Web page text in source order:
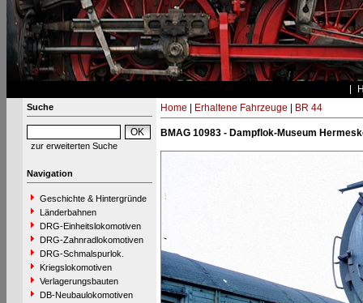
Suche
zur erweiterten Suche
Navigation
Geschichte & Hintergründe
Länderbahnen
DRG-Einheitslokomotiven
DRG-Zahnradlokomotiven
DRG-Schmalspurlok.
Kriegslokomotiven
Verlagerungsbauten
DB-Neubaulokomotiven
Home Erhaltene Fahrzeuge BR 44
BMAG 10983 - Dampflok-Museum